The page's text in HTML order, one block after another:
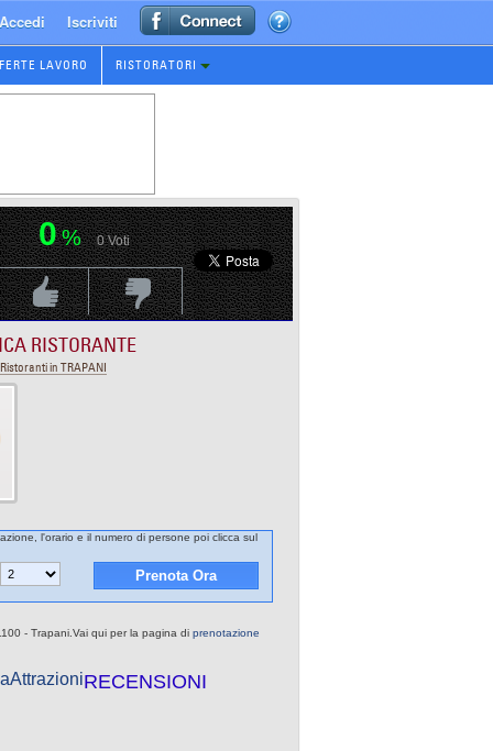
Accedi Iscriviti
LAVORO RISTORATORI
0% 0Voti
Voti PositivoVoti Negativo
RISTORANTE
Ristoranti in TRAPANI
l'orario e il numero di persone poi clicca sul
- Trapani.Vai qui per la pagina di prenotazione
AttrazioniRECENSIONI